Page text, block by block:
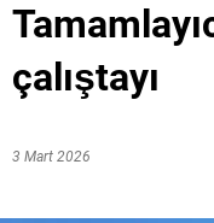
çalıştayı
3 Mart 2026